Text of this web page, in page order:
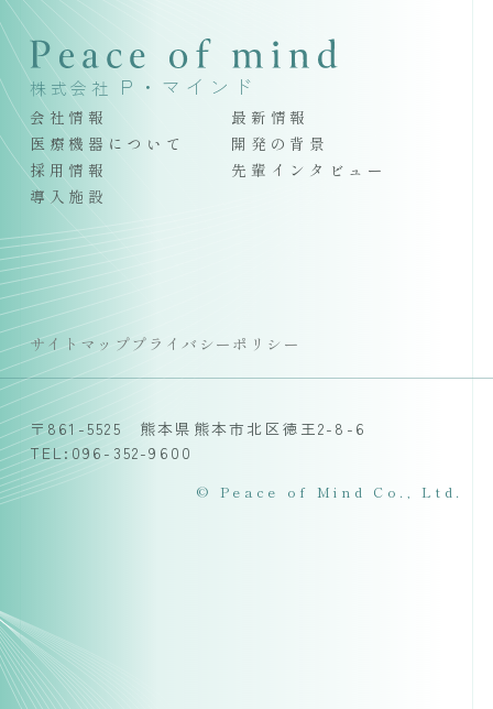
株式会社 P・マインド
会社情報
最新情報
医療機器について
開発の背景
採用情報
先輩インタビュー
導入施設
サイトマップ プライバシーポリシー
〒861-5525 熊本県熊本市北区徳王2-8-6
TEL:096-352-9600
© Peace of Mind Co., Ltd.